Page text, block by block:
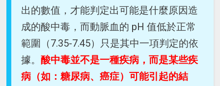
出的數值，才能判定出可能是什麼原因造
成的酸中毒，而動脈血的 pH 值低於正常
範圍（7.35-7.45）只是其中一項判定的依
據。酸中毒並不是一種疾病，而是某些疾
病（如：糖尿病、癌症）可能引起的結